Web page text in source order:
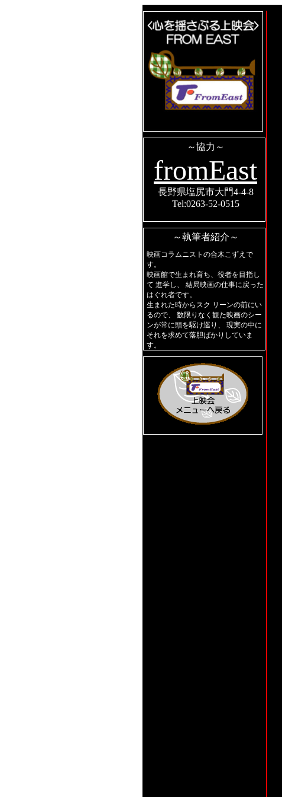
～協力～
fromEast
長野県塩尻市大門4-4-8
Tel:0263-52-0515
～執筆者紹介～
映画コラムニストの合木こずえで
す。
映画館で生まれ育ち、役者を目指し
て 進学し、 結局映画の仕事に戻った
はぐれ者です。
生まれた時からスク リーンの前にい
るので、 数限りなく観た映画のシー
ンが常に頭を駆け巡り、 現実の中に
それを求めて落胆ばかりしていま
す。